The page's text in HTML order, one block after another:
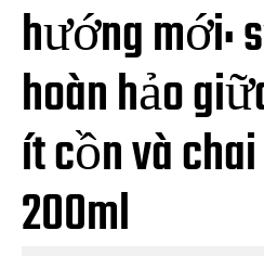
hướng mới:
hoàn hảo
ít cồn và
200ml